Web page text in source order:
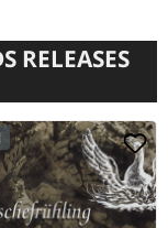
RELEASES